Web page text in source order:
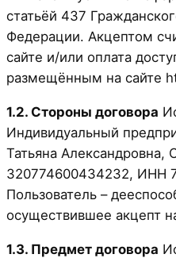
статьёй 437
Федерации. Акцептом
сайте и/или оплата
размещённым на сайте
1.2. Стороны договора
Индивидуальный
Татьяна
320774600434232, ИНН
Пользователь –
осуществившее акцепт
1.3. Предмет договора